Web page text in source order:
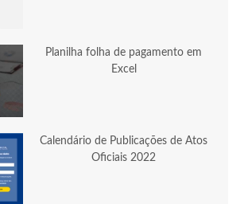
Planilha folha de pagamento em
Excel
Calendário de Publicações de Atos
Oficiais 2022